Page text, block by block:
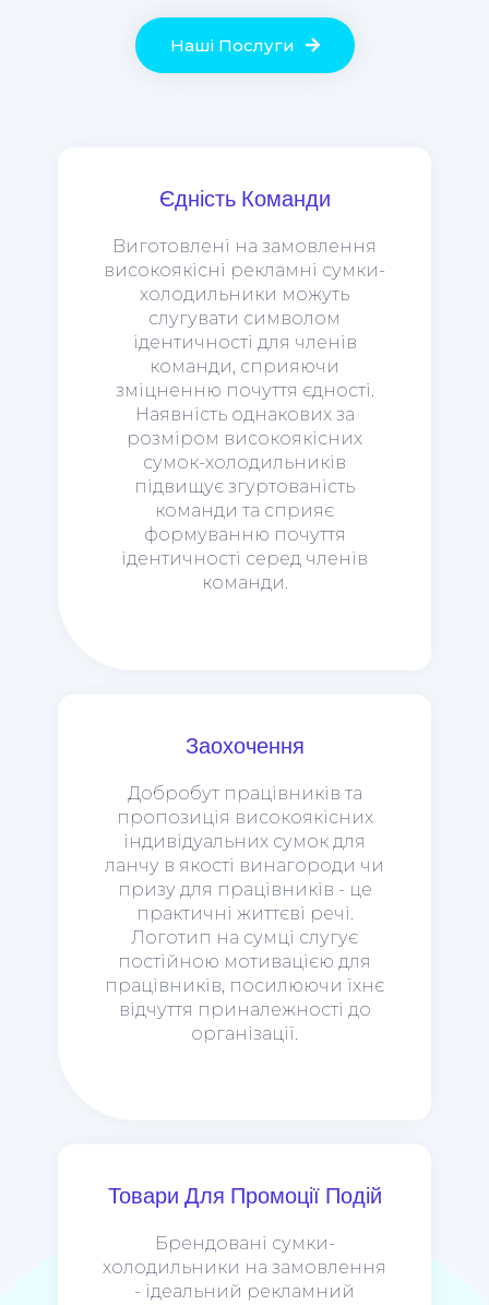
Єдність Команди
Виготовлені на замовлення
високоякісні рекламні сумки-
холодильники можуть
слугувати символом
ідентичності для членів
команди, сприяючи
зміцненню почуття єдності.
Наявність однакових за
розміром високоякісних
сумок-холодильників
підвищує згуртованість
команди та сприяє
формуванню почуття
ідентичності серед членів
команди.
Заохочення
Добробут працівників та
пропозиція високоякісних
індивідуальних сумок для
ланчу в якості винагороди чи
призу для працівників - це
практичні життєві речі.
Логотип на сумці слугує
постійною мотивацією для
працівників, посилюючи їхнє
відчуття приналежності до
організації.
Товари Для Промоції Подій
Брендовані сумки-
холодильники на замовлення
- ідеальний рекламний
Наші Послуги